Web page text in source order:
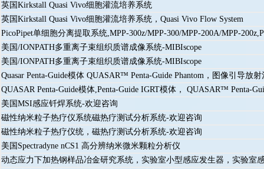
英国Kirkstall Quasi Vivo细胞灌流培养系统
英国Kirkstall Quasi Vivo细胞灌流培养系统，Quasi Vivo Flow System
PicoPipet单细胞分离提取系统,MPP-300z/MPP-300/MPP-200A/MPP-
美国/IONPATH多重离子束组织质谱成像系统-MIBIscope
美国/IONPATH多重离子束组织质谱成像系统-MIBIscope
Quasar Penta-Guide模体 QUASAR™ Penta-Guide Phantom，图像引导放
QUASAR Penta-Guide模体,Penta-Guide IGRT模体， QUASAR™ Penta-
美国MSI感应钎焊系统-欢迎咨询
磁性纳米粒子热疗仪系统磁热疗测试分析系统-欢迎咨询
磁性纳米粒子热疗仪统，磁热疗测试分析系统-欢迎咨询
美国Spectradyne nCS1 高分辨纳米微米颗粒分析仪
动态应力下加热钢样品冶金研究系统，实验室小型感应发生器，实验室